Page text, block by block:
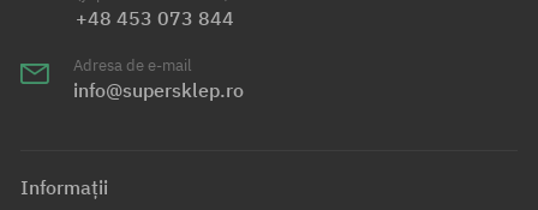
+48 453 073 844
Adresa de e-mail
info@supersklep.ro
Informații